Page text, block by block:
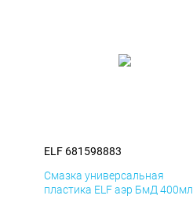
ELF 681598883
Смазка универсальная
пластика ELF аэр БмД 400мл